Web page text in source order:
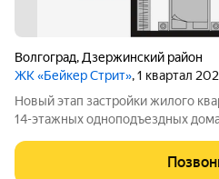
Волгоград, Дзержинский район
ЖК «Бейкер Стрит», 1 квартал
Новый этап застройки жилого
14-этажных одноподъездных
также 2-этажное здание
строим и продаем